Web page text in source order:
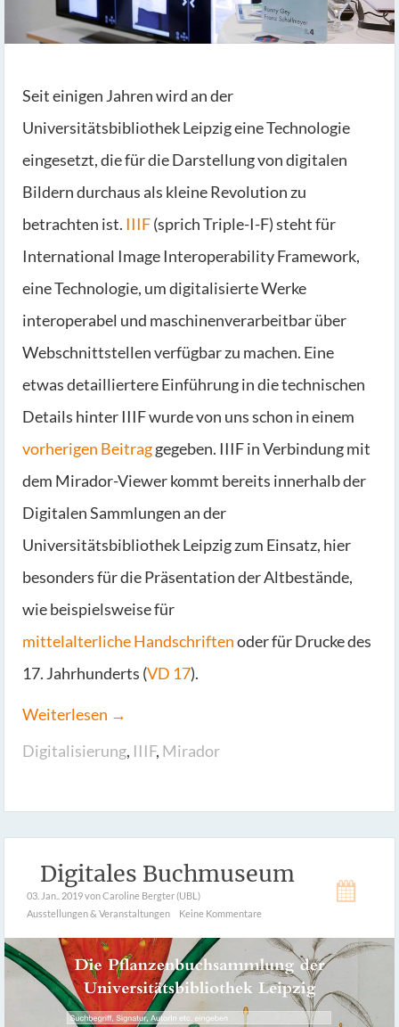
Seit einigen Jahren wird an der
Universitätsbibliothek Leipzig eine Technologie
eingesetzt, die für die Darstellung von digitalen
Bildern durchaus als kleine Revolution zu
betrachten ist. IIIF(sprich Triple-I-F) steht für
International Image Interoperability Framework,
eine Technologie, um digitalisierte Werke
interoperabel und maschinenverarbeitbar über
Webschnittstellen verfügbar zu machen. Eine
etwas detailliertere Einführung in die technischen
Details hinter IIIF wurde von uns schon in einem
vorherigen Beitraggegeben. IIIF in Verbindung mit
dem Mirador-Viewer kommt bereits innerhalb der
Digitalen Sammlungen an der
Universitätsbibliothek Leipzig zum Einsatz, hier
besonders für die Präsentation der Altbestände,
wie beispielsweise für
mittelalterliche Handschriftenoder für Drucke des
17. Jahrhunderts (VD 17).
Weiterlesen →
Digitalisierung, IIIF, Mirador
Digitales Buchmuseum
03. Jan.. 2019von Caroline Bergter (UBL)
Ausstellungen & Veranstaltungen
Keine Kommentare